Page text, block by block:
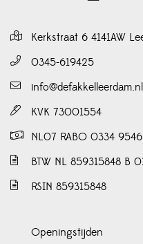
Kerkstraat 6 4141AW
0345-619425
info@defakkelleerdam.nl
KVK 73001554
NL07 RABO 0334
BTW NL 859315848 B
RSIN 859315848
Openingstijden